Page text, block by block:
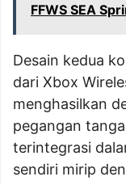
FFWS SEA
Desain kedua
dari Xbox
menghasilkan
pegangan
terintegrasi
sendiri mirip